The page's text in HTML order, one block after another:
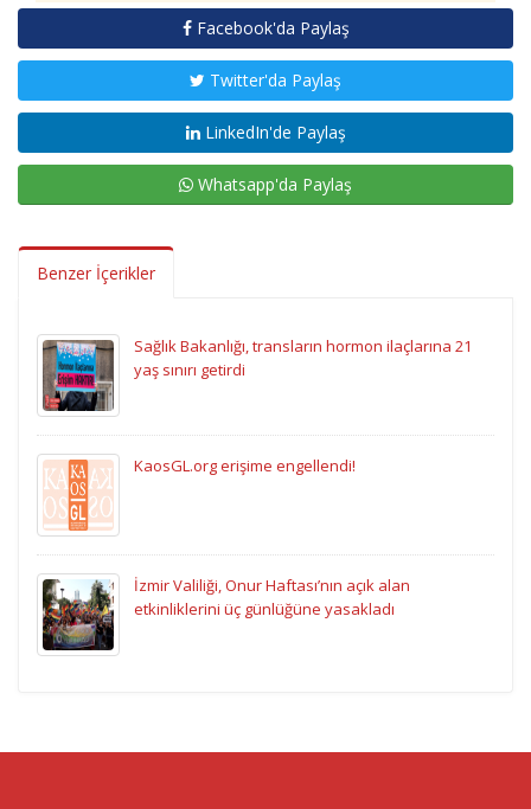
Facebook'da Paylaş
Twitter'da Paylaş
LinkedIn'de Paylaş
Whatsapp'da Paylaş
Benzer İçerikler
Sağlık Bakanlığı, transların hormon ilaçlarına 21
yaş sınırı getirdi
KaosGL.org erişime engellendi!
İzmir Valiliği, Onur Haftası’nın açık alan
etkinliklerini üç günlüğüne yasakladı